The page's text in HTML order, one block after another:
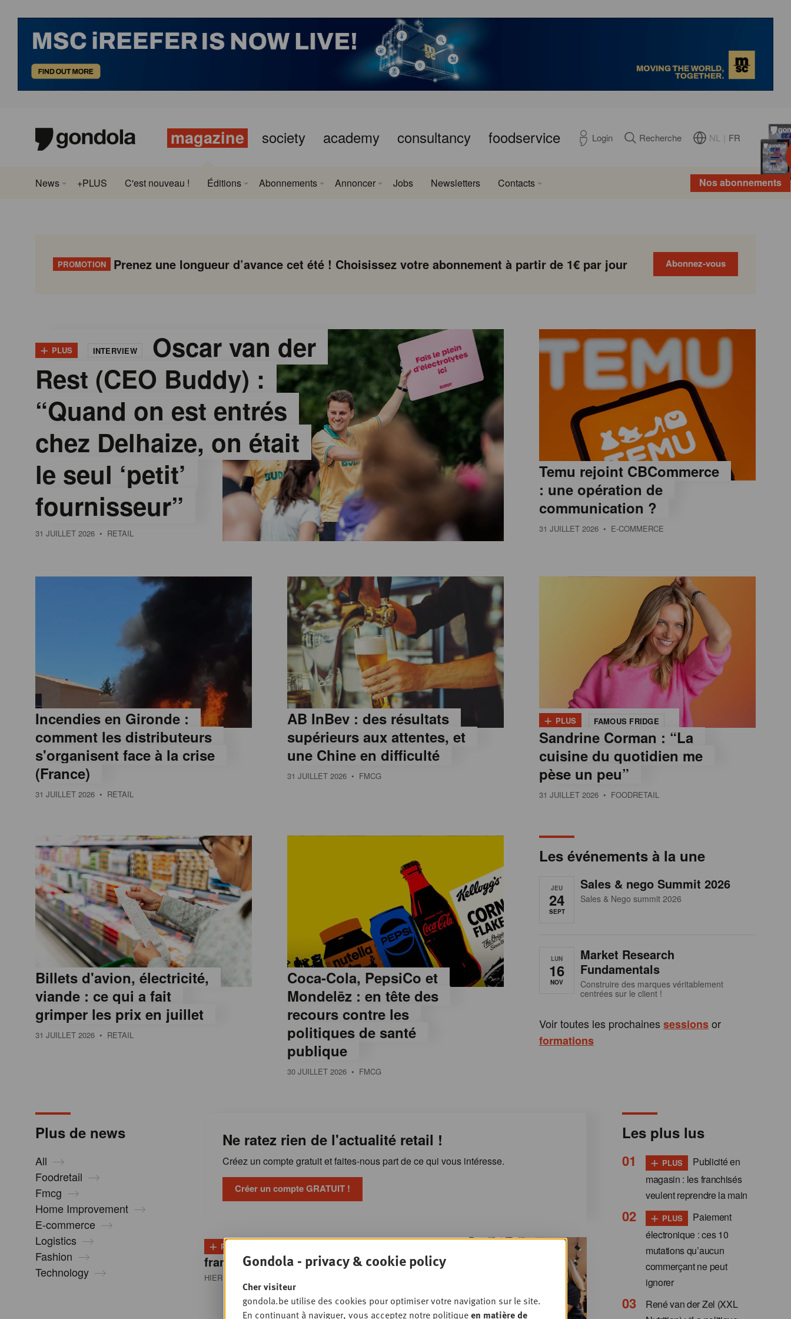
magazine society academy consultancy foodservice Login Recherche NL FR
Nos abonnements
News +PLUS C'est nouveau ! Éditions Abonnements Annoncer Jobs Newsletters Contacts
PROMOTION Prenez une longueur d’avance cet été ! Choisissez votre abonnement à partir de 1€ par jour Abonnez-vous
+ PLUS INTERVIEW
Oscar van der
Rest (CEO Buddy) :
“Quand on est entrés
chez Delhaize, on était
le seul ‘petit’
fournisseur”
31 JUILLET 2026 • RETAIL
Temu rejoint CBCommerce
: une opération de
communication ?
31 JUILLET 2026 • E-COMMERCE
Incendies en Gironde :
comment les distributeurs
s'organisent face à la crise
(France)
31 JUILLET 2026 • RETAIL
AB InBev : des résultats
supérieurs aux attentes, et
une Chine en difficulté
31 JUILLET 2026 • FMCG
+ PLUS FAMOUS FRIDGE
Sandrine Corman : “La
cuisine du quotidien me
pèse un peu”
31 JUILLET 2026 • FOODRETAIL
Billets d'avion, électricité,
viande : ce qui a fait
grimper les prix en juillet
31 JUILLET 2026 • RETAIL
Coca-Cola, PepsiCo et
Mondelēz : en tête des
recours contre les
politiques de santé
publique
30 JUILLET 2026 • FMCG
Les événements à la une
JEU
24
SEPT
Sales & nego Summit 2026
Sales & Nego summit 2026
LUN
16
NOV
Market Research
Fundamentals
Construire des marques véritablement
centrées sur le client !
Voir toutes les prochaines sessionsor
formations
Plus de news
All
Foodretail
Fmcg
Home Improvement
E-commerce
Logistics
Fashion
Technology
Ne ratez rien de l'actualité retail !
Créez un compte gratuit et faites-nous part de ce qui vous intéresse.
Créer un compte GRATUIT !
+ PLUS
Publicité en magasin : les
franchisés veulent reprendre la main
HIER 08:30
Les plus lus
+ PLUS
Publicité en
magasin : les franchisés
veulent reprendre la main
+ PLUS
Paiement
électronique : ces 10
mutations qu’aucun
commerçant ne peut
ignorer
René van der Zel (XXL
Gondola - privacy & cookie policy
Cher visiteur
gondola.be utilise des cookies pour optimiser votre navigation sur le site.
En continuant à naviguer, vous acceptez notre politiqueen matière de